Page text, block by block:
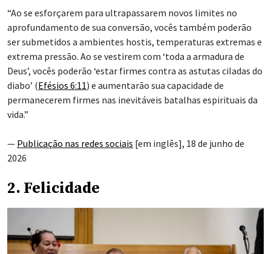
“Ao se esforçarem para ultrapassarem novos limites no
aprofundamento de sua conversão, vocês também poderão
ser submetidos a ambientes hostis, temperaturas extremas e
extrema pressão. Ao se vestirem com ‘toda a armadura de
Deus’, vocês poderão ‘estar firmes contra as astutas ciladas do
diabo’ (Efésios 6:11) e aumentarão sua capacidade de
permanecerem firmes nas inevitáveis batalhas espirituais da
vida.”
— Publicação nas redes sociais [em inglês], 18 de junho de
2026
2. Felicidade